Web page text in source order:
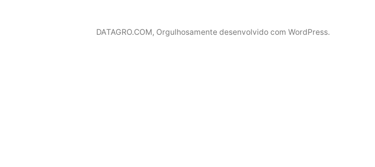
DATAGRO.COM, Orgulhosamente desenvolvido com WordPress.